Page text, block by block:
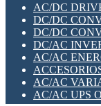
UNIÓN Y
SEGURIDAD
SWITCHES
TELEFONÍA
VIGILANCIA
AC/DC
DC/DC
DC/DC
DC/AC
AC/AC
AC/AC
AC/AC UPS